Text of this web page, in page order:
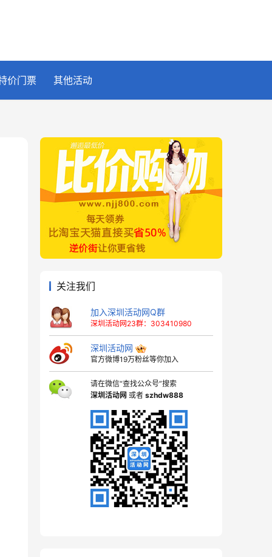
价门票 其他活动
关注我们
加入深圳活动网Q群
深圳活动网23群：303410980
深圳活动网
官方微博19万粉丝等你加入
请在微信“查找公众号”搜索
深圳活动网 或者 szhdw888